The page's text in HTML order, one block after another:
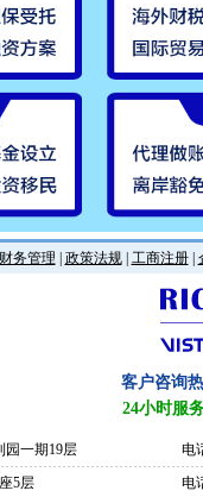
财务管理 政策法规| 工商注册|
客户咨询
24小时服
园一期19层
电
5层
电